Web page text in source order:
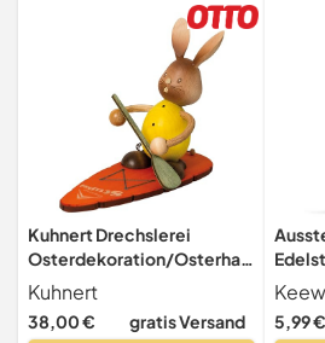
Kuhnert Drechslerei
Osterdekoration/Osterhas
e „Stupsi Hase mit Stand up
Board“ 11 cm, aus feinstem
Holz, für EIN Bezauberndes
Kuhnert
38,00 € gratis Versand 5,99 €